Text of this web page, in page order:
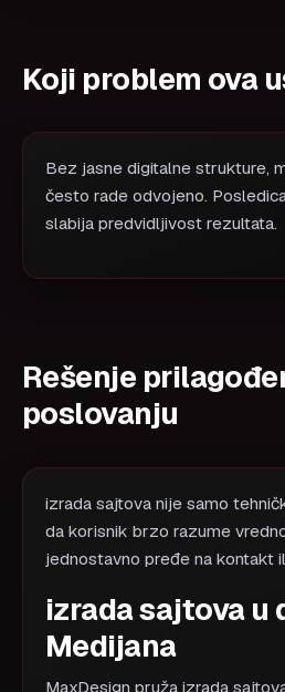
Koji problem ova
Bez jasne digitalne strukture,
često rade odvojeno.
slabija predvidljivost rezultata.
Rešenje
poslovanju
izrada sajtova nije samo
da korisnik brzo razume
jednostavno pređe na kontakt
izrada sajtova u
Medijana